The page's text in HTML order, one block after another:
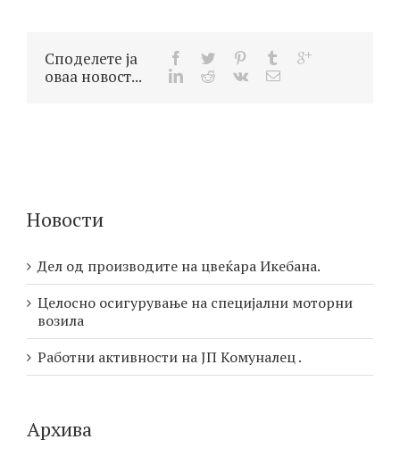
Споделете ја
оваа новост...
Новости
Дел од производите на цвеќара Икебана.
Целосно осигурување на специјални моторни
возила
Работни активности на ЈП Комуналец .
Архива